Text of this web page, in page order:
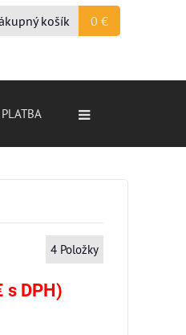
košík 0 €
4 Položky
s DPH)